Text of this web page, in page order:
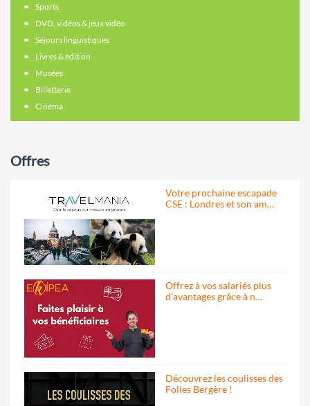
Sports
DVD, vidéos & jeux vidéo
Séjours linguistiques
Livres & édition
Musées
Billetterie
Cinéma
Offres
Votre prochaine escapade
CSE : Londres et son am…
Offrez à vos salariés plus
d’avantages grâce à n…
Découvrez les coulisses des
Folies Bergère !